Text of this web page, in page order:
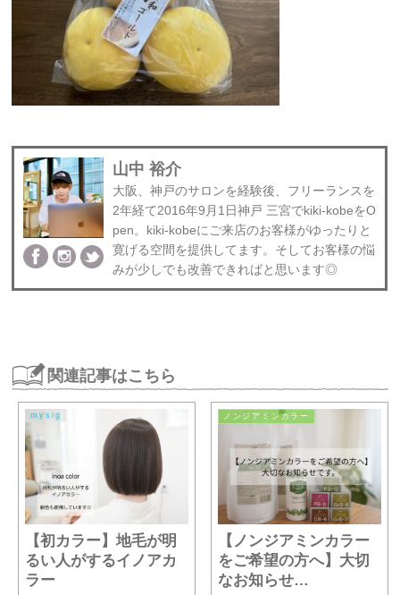
山中 裕介
大阪、神戸のサロンを経験後、フリーランスを
2年経て2016年9月1日神戸 三宮でkiki-kobeをO
pen。kiki-kobeにご来店のお客様がゆったりと
寛げる空間を提供してます。そしてお客様の悩
みが少しでも改善できればと思います◎
関連記事はこちら
mysig
【初カラー】地毛が明
るい人がするイノアカ
ラー
ノンジアミンカラー
【ノンジアミンカラー
をご希望の方へ】大切
なお知らせ…